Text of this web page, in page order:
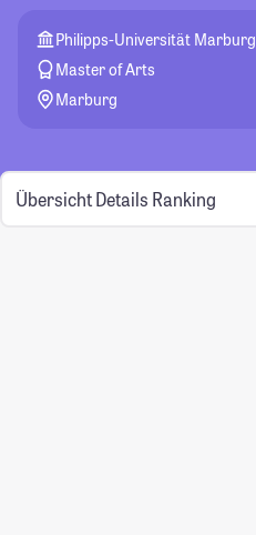
Philipps-Universität Marburg
Master of Arts
Marburg
Übersicht Details Ranking